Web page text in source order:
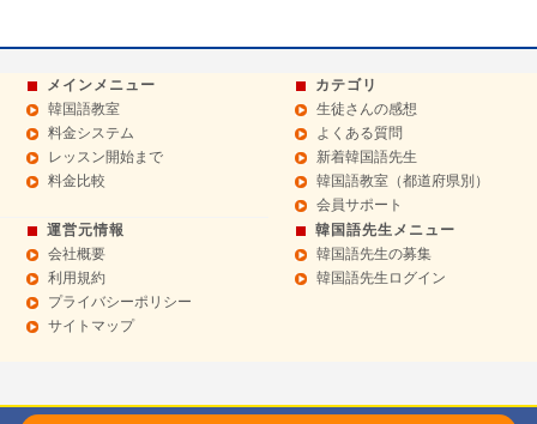
メインメニュー
韓国語教室
料金システム
レッスン開始まで
料金比較
カテゴリ
生徒さんの感想
よくある質問
新着韓国語先生
韓国語教室（都道府県別）
会員サポート
運営元情報
会社概要
利用規約
プライバシーポリシー
サイトマップ
韓国語先生メニュー
韓国語先生の募集
韓国語先生ログイン